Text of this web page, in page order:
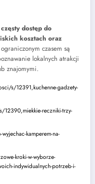
dostęp do
kosztach oraz
czasem są
lokalnych atrakcji
znajomymi.
s/12391,kuchenne-gadzety-
reczniki-trzy-
kamperem-na-
kroki-w-wyborze-
indywidualnych-potrzeb-i-